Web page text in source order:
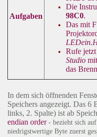
Aufgaben
Die
98C0.
Das mit
Rufe
Studio
das
In dem sich öffnenden
Speichers angezeigt. Das 6
links, 2. Spalte) ist ab
endian order- bezieht sich
niedrigstwertige Byte zuerst